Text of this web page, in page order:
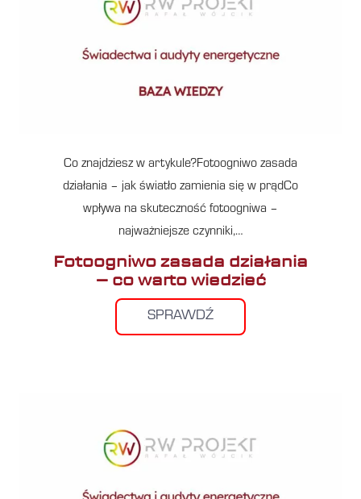
Co znajdziesz w artykule?Fotoogniwo zasada
działania – jak światło zamienia się w prądCo
wpływa na skuteczność fotoogniwa –
najważniejsze czynniki,…
Fotoogniwo zasada działania
– co warto wiedzieć
SPRAWDŹ